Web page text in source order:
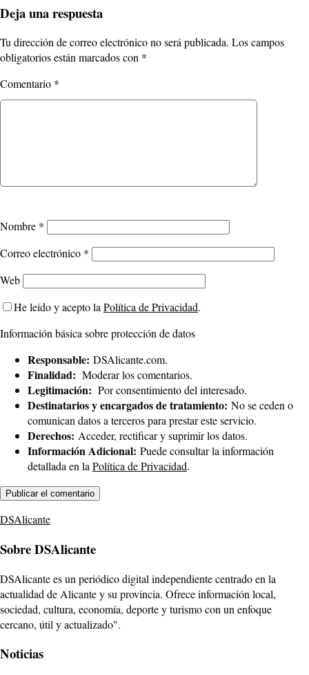
Deja una respuesta
Tu dirección de correo electrónico no será publicada. Los campos
obligatorios están marcados con *
Comentario *
Nombre *
Correo electrónico *
Web
He leído y acepto laPolítica de Privacidad.
Información básica sobre protección de datos
Responsable: DSAlicante.com.
Finalidad: Moderar los comentarios.
Legitimación: Por consentimiento del interesado.
Destinatarios y encargados de tratamiento: No se ceden o
comunican datos a terceros para prestar este servicio.
Derechos: Acceder, rectificar y suprimir los datos.
Información Adicional: Puede consultar la información
detallada en laPolítica de Privacidad.
DSAlicante
Sobre DSAlicante
DSAlicante es un periódico digital independiente centrado en la
actualidad de Alicante y su provincia. Ofrece información local,
sociedad, cultura, economía, deporte y turismo con un enfoque
cercano, útil y actualizado".
Noticias